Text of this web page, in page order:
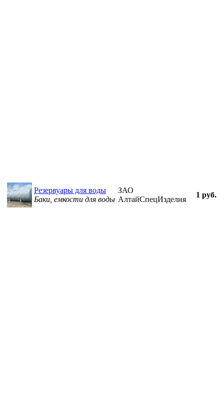
Резервуары для воды
Баки, емкости для воды
ЗАО
АлтайСпецИзделия
1 руб.